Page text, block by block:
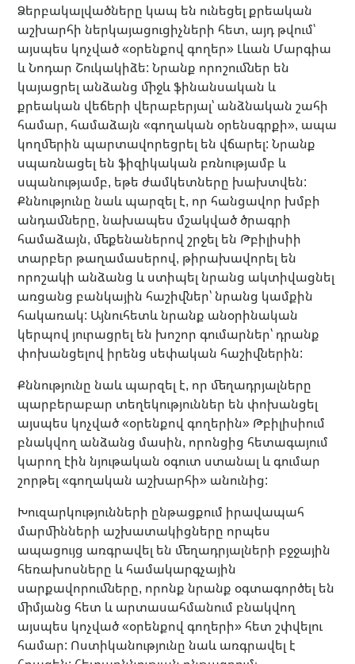
Ձերբակալվածները կապ են ունեցել քրեական
աշխարհի ներկայացուցիչների հետ, այդ թվում՝
այսպես կոչված «օրենքով գողեր» Լևան Մարգիա
և Նոդար Շուկակիձե: Նրանք որոշումներ են
կայացրել անձանց միջև ֆինանսական և
քրեական վեճերի վերաբերյալ՝ անձնական շահի
համար, համաձայն «գողական օրենսգրքի», ապա
կողմերին պարտավորեցրել են վճարել: Նրանք
սպառնացել են ֆիզիկական բռնությամբ և
սպանությամբ, եթե ժամկետները խախտվեն:
Քննությունը նաև պարզել է, որ հանցավոր խմբի
անդամները, նախապես մշակված ծրագրի
համաձայն, մեքենաներով շրջել են Թբիլիսիի
տարբեր թաղամասերով, թիրախավորել են
որոշակի անձանց և ստիպել նրանց ակտիվացնել
առցանց բանկային հաշիվներ՝ նրանց կամքին
հակառակ: Այնուհետև նրանք անօրինական
կերպով յուրացրել են խոշոր գումարներ՝ դրանք
փոխանցելով իրենց սեփական հաշիվներին:
Քննությունը նաև պարզել է, որ մեղադրյալները
պարբերաբար տեղեկություններ են փոխանցել
այսպես կոչված «օրենքով գողերին» Թբիլիսիում
բնակվող անձանց մասին, որոնցից հետագայում
կարող էին նյութական օգուտ ստանալ և գումար
շորթել «գողական աշխարհի» անունից:
Խուզարկությունների ընթացքում իրավապահ
մարմինների աշխատակիցները որպես
ապացույց առգրավել են մեղադրյալների բջջային
հեռախոսները և համակարգչային
սարքավորումները, որոնք նրանք օգտագործել են
միմյանց հետ և արտասահմանում բնակվող
այսպես կոչված «օրենքով գողերի» հետ շփվելու
համար: Ոստիկանությունը նաև առգրավել է